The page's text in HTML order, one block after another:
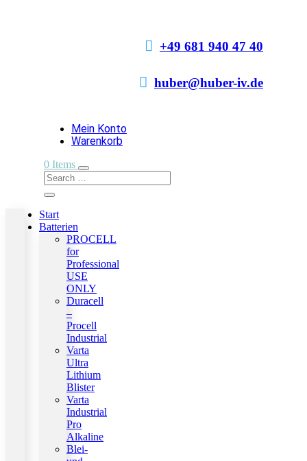
 +49 681 940 47 40
 huber@huber-iv.de
Mein Konto
Warenkorb
0 Items
Start
Batterien
PROCELL
for
Professional
USE
ONLY
Duracell
–
Procell
Industrial
Varta
Ultra
Lithium
Blister
Varta
Industrial
Pro
Alkaline
Blei-